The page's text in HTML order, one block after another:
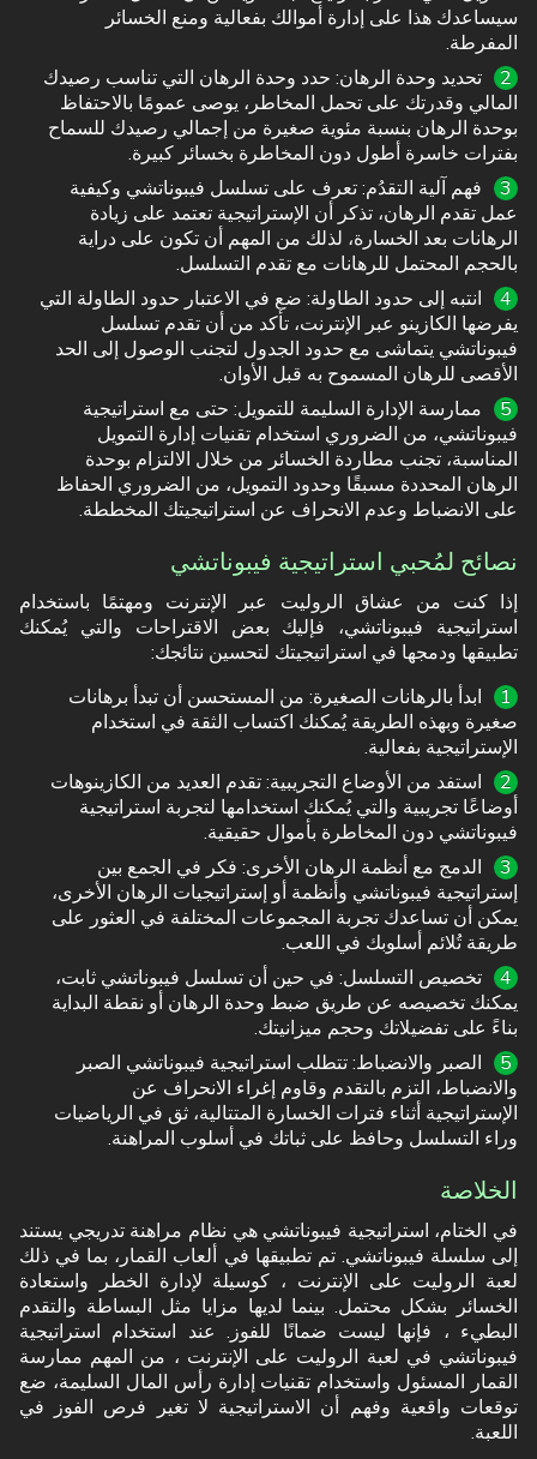
سيساعدك هذا على إدارة أموالك بفعالية ومنع الخسائر
المفرطة.
تحديد وحدة الرهان: حدد وحدة الرهان التي تناسب رصيدك
المالي وقدرتك على تحمل المخاطر، يوصى عمومًا بالاحتفاظ
بوحدة الرهان بنسبة مئوية صغيرة من إجمالي رصيدك للسماح
بفترات خاسرة أطول دون المخاطرة بخسائر كبيرة.
فهم آلية التقدُم: تعرف على تسلسل فيبوناتشي وكيفية
عمل تقدم الرهان، تذكر أن الإستراتيجية تعتمد على زيادة
الرهانات بعد الخسارة، لذلك من المهم أن تكون على دراية
بالحجم المحتمل للرهانات مع تقدم التسلسل.
انتبه إلى حدود الطاولة: ضع في الاعتبار حدود الطاولة التي
يفرضها الكازينو عبر الإنترنت، تأكد من أن تقدم تسلسل
فيبوناتشي يتماشى مع حدود الجدول لتجنب الوصول إلى الحد
الأقصى للرهان المسموح به قبل الأوان.
ممارسة الإدارة السليمة للتمويل: حتى مع استراتيجية
فيبوناتشي، من الضروري استخدام تقنيات إدارة التمويل
المناسبة، تجنب مطاردة الخسائر من خلال الالتزام بوحدة
الرهان المحددة مسبقًا وحدود التمويل، من الضروري الحفاظ
على الانضباط وعدم الانحراف عن استراتيجيتك المخططة.
نصائح لمُحبي استراتيجية فيبوناتشي
إذا كنت من عشاق الروليت عبر الإنترنت ومهتمًا باستخدام
استراتيجية فيبوناتشي، فإليك بعض الاقتراحات والتي يُمكنك
تطبيقها ودمجها في استراتيجيتك لتحسين نتائجك:
ابدأ بالرهانات الصغيرة: من المستحسن أن تبدأ برهانات
صغيرة وبهذه الطريقة يُمكنك اكتساب الثقة في استخدام
الإستراتيجية بفعالية.
استفد من الأوضاع التجريبية: تقدم العديد من الكازينوهات
أوضاعًا تجريبية والتي يُمكنك استخدامها لتجربة استراتيجية
فيبوناتشي دون المخاطرة بأموال حقيقية.
الدمج مع أنظمة الرهان الأخرى: فكر في الجمع بين
إستراتيجية فيبوناتشي وأنظمة أو إستراتيجيات الرهان الأخرى،
يمكن أن تساعدك تجربة المجموعات المختلفة في العثور على
طريقة تُلائم أسلوبك في اللعب.
تخصيص التسلسل: في حين أن تسلسل فيبوناتشي ثابت،
يمكنك تخصيصه عن طريق ضبط وحدة الرهان أو نقطة البداية
بناءً على تفضيلاتك وحجم ميزانيتك.
الصبر والانضباط: تتطلب استراتيجية فيبوناتشي الصبر
والانضباط، التزم بالتقدم وقاوم إغراء الانحراف عن
الإستراتيجية أثناء فترات الخسارة المتتالية، ثق في الرياضيات
وراء التسلسل وحافظ على ثباتك في أسلوب المراهنة.
الخلاصة
في الختام، استراتيجية فيبوناتشي هي نظام مراهنة تدريجي يستند
إلى سلسلة فيبوناتشي. تم تطبيقها في ألعاب القمار، بما في ذلك
لعبة الروليت على الإنترنت ، كوسيلة لإدارة الخطر واستعادة
الخسائر بشكل محتمل. بينما لديها مزايا مثل البساطة والتقدم
البطيء ، فإنها ليست ضمانًا للفوز. عند استخدام استراتيجية
فيبوناتشي في لعبة الروليت على الإنترنت ، من المهم ممارسة
القمار المسئول واستخدام تقنيات إدارة رأس المال السليمة، ضع
توقعات واقعية وفهم أن الاستراتيجية لا تغير فرص الفوز في
اللعبة.